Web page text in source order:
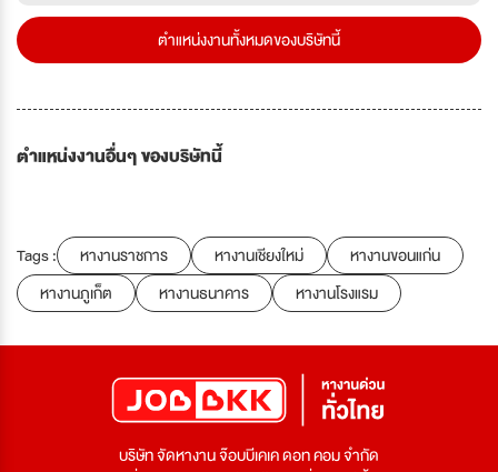
ตำแหน่งงานทั้งหมดของบริษัทนี้
ตำแหน่งงานอื่นๆ ของบริษัทนี้
Tags : หางานราชการ หางานเชียงใหม่
หางานขอนแก่น
หางานภูเก็ต
หางานธนาคาร หางานโรงแรม
บริษัท จัดหางาน จ๊อบบีเคเค ดอท คอม จำกัด